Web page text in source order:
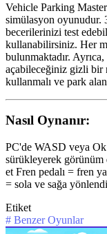
Vehicle Parking
simülasyon oyunudur.
becerilerinizi test
kullanabilirsiniz. Her
bulunmaktadır.
açabileceğiniz gizli bir
kullanmalı ve park
Nasıl Oynanır:
PC'de WASD veya Ok
sürükleyerek görünüm
et Fren pedalı = fren
= sola ve sağa
Etiket
# Benzer Oyunlar